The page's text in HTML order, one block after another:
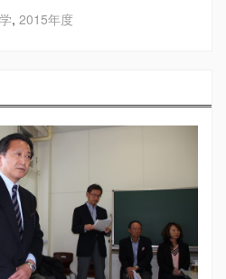
, 2015年度